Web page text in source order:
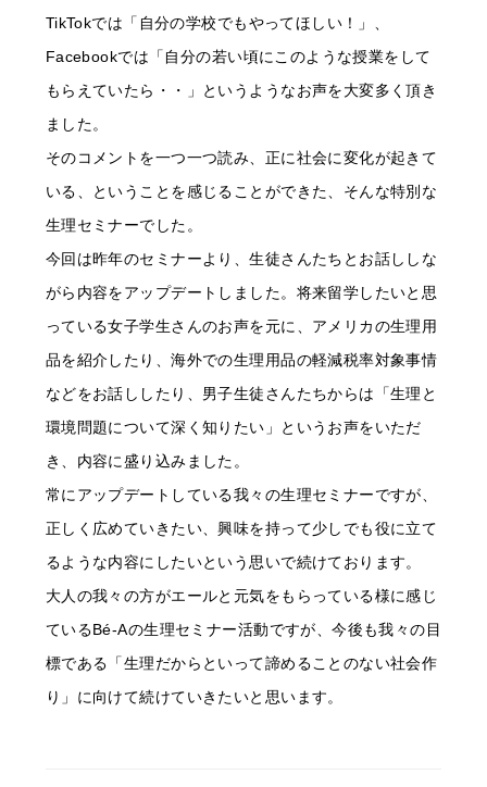
TikTokでは「自分の学校でもやってほしい！」、
Facebookでは「自分の若い頃にこのような授業をして
もらえていたら・・」というようなお声を大変多く頂き
ました。
そのコメントを一つ一つ読み、正に社会に変化が起きて
いる、ということを感じることができた、そんな特別な
生理セミナーでした。
今回は昨年のセミナーより、生徒さんたちとお話ししな
がら内容をアップデートしました。将来留学したいと思
っている女子学生さんのお声を元に、アメリカの生理用
品を紹介したり、海外での生理用品の軽減税率対象事情
などをお話ししたり、男子生徒さんたちからは「生理と
環境問題について深く知りたい」というお声をいただ
き、内容に盛り込みました。
常にアップデートしている我々の生理セミナーですが、
正しく広めていきたい、興味を持って少しでも役に立て
るような内容にしたいという思いで続けております。
大人の我々の方がエールと元気をもらっている様に感じ
ているBé-Aの生理セミナー活動ですが、今後も我々の目
標である「生理だからといって諦めることのない社会作
り」に向けて続けていきたいと思います。